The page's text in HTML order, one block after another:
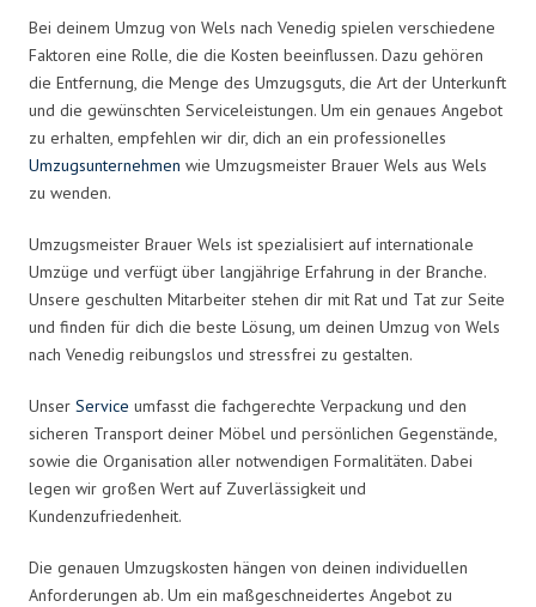
Bei deinem Umzug von Wels nach Venedig spielen verschiedene
Faktoren eine Rolle, die die Kosten beeinflussen. Dazu gehören
die Entfernung, die Menge des Umzugsguts, die Art der Unterkunft
und die gewünschten Serviceleistungen. Um ein genaues Angebot
zu erhalten, empfehlen wir dir, dich an ein professionelles
Umzugsunternehmen wie Umzugsmeister Brauer Wels aus Wels
zu wenden.
Umzugsmeister Brauer Wels ist spezialisiert auf internationale
Umzüge und verfügt über langjährige Erfahrung in der Branche.
Unsere geschulten Mitarbeiter stehen dir mit Rat und Tat zur Seite
und finden für dich die beste Lösung, um deinen Umzug von Wels
nach Venedig reibungslos und stressfrei zu gestalten.
Unser Service umfasst die fachgerechte Verpackung und den
sicheren Transport deiner Möbel und persönlichen Gegenstände,
sowie die Organisation aller notwendigen Formalitäten. Dabei
legen wir großen Wert auf Zuverlässigkeit und
Kundenzufriedenheit.
Die genauen Umzugskosten hängen von deinen individuellen
Anforderungen ab. Um ein maßgeschneidertes Angebot zu